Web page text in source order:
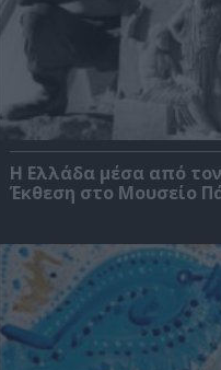
Η Ελλάδα μέσα από
Έκθεση στο Μουσείο